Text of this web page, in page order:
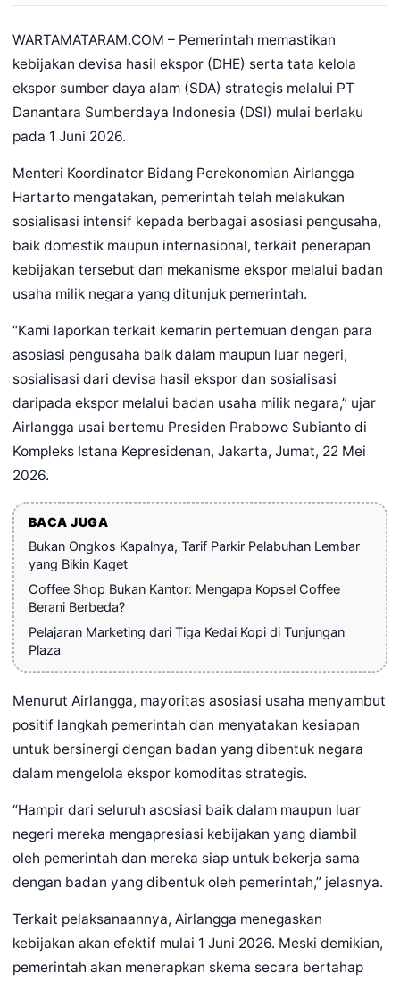
WARTAMATARAM.COM – Pemerintah memastikan
kebijakan devisa hasil ekspor (DHE) serta tata kelola
ekspor sumber daya alam (SDA) strategis melalui PT
Danantara Sumberdaya Indonesia (DSI) mulai berlaku
pada 1 Juni 2026.
Menteri Koordinator Bidang Perekonomian Airlangga
Hartarto mengatakan, pemerintah telah melakukan
sosialisasi intensif kepada berbagai asosiasi pengusaha,
baik domestik maupun internasional, terkait penerapan
kebijakan tersebut dan mekanisme ekspor melalui badan
usaha milik negara yang ditunjuk pemerintah.
“Kami laporkan terkait kemarin pertemuan dengan para
asosiasi pengusaha baik dalam maupun luar negeri,
sosialisasi dari devisa hasil ekspor dan sosialisasi
daripada ekspor melalui badan usaha milik negara,” ujar
Airlangga usai bertemu Presiden Prabowo Subianto di
Kompleks Istana Kepresidenan, Jakarta, Jumat, 22 Mei
2026.
BACA JUGA
Bukan Ongkos Kapalnya, Tarif Parkir Pelabuhan Lembar
yang Bikin Kaget
Coffee Shop Bukan Kantor: Mengapa Kopsel Coffee
Berani Berbeda?
Pelajaran Marketing dari Tiga Kedai Kopi di Tunjungan
Plaza
Menurut Airlangga, mayoritas asosiasi usaha menyambut
positif langkah pemerintah dan menyatakan kesiapan
untuk bersinergi dengan badan yang dibentuk negara
dalam mengelola ekspor komoditas strategis.
“Hampir dari seluruh asosiasi baik dalam maupun luar
negeri mereka mengapresiasi kebijakan yang diambil
oleh pemerintah dan mereka siap untuk bekerja sama
dengan badan yang dibentuk oleh pemerintah,” jelasnya.
Terkait pelaksanaannya, Airlangga menegaskan
kebijakan akan efektif mulai 1 Juni 2026. Meski demikian,
pemerintah akan menerapkan skema secara bertahap